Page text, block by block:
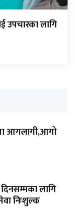
उपचारका लागि
आगलागी,आगो
दिनसम्मका लागि
निःशुल्क